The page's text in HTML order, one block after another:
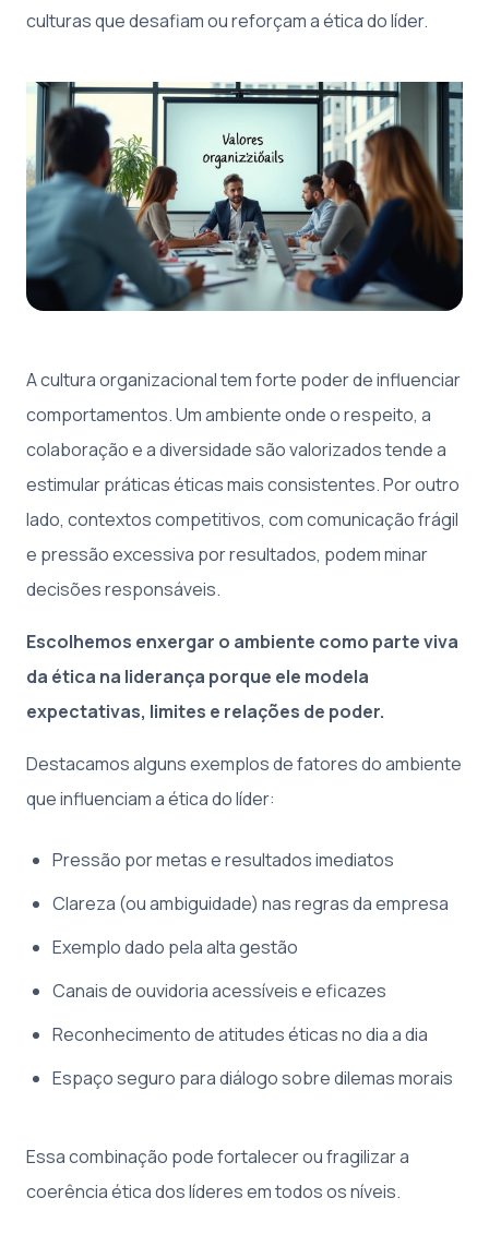
culturas que desafiam ou reforçam a ética do líder.
A cultura organizacional tem forte poder de influenciar
comportamentos. Um ambiente onde o respeito, a
colaboração e a diversidade são valorizados tende a
estimular práticas éticas mais consistentes. Por outro
lado, contextos competitivos, com comunicação frágil
e pressão excessiva por resultados, podem minar
decisões responsáveis.
Escolhemos enxergar o ambiente como parte viva
da ética na liderança porque ele modela
expectativas, limites e relações de poder.
Destacamos alguns exemplos de fatores do ambiente
que influenciam a ética do líder:
Pressão por metas e resultados imediatos
Clareza (ou ambiguidade) nas regras da empresa
Exemplo dado pela alta gestão
Canais de ouvidoria acessíveis e eficazes
Reconhecimento de atitudes éticas no dia a dia
Espaço seguro para diálogo sobre dilemas morais
Essa combinação pode fortalecer ou fragilizar a
coerência ética dos líderes em todos os níveis.